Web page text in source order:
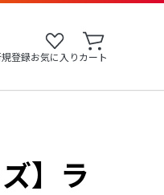
登録お気に入り カート
】ラ